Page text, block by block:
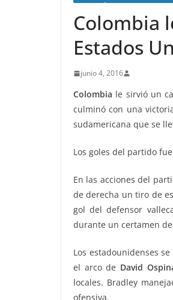
Colombia
Estados
junio 4, 2016
Colombia le sirvió un
culminó con una
sudamericana que se
Los goles del partido
En las acciones del
de derecha un tiro de
gol del defensor
durante un certamen
Los estadounidenses
el arco de David
locales. Bradley
ofensiva.